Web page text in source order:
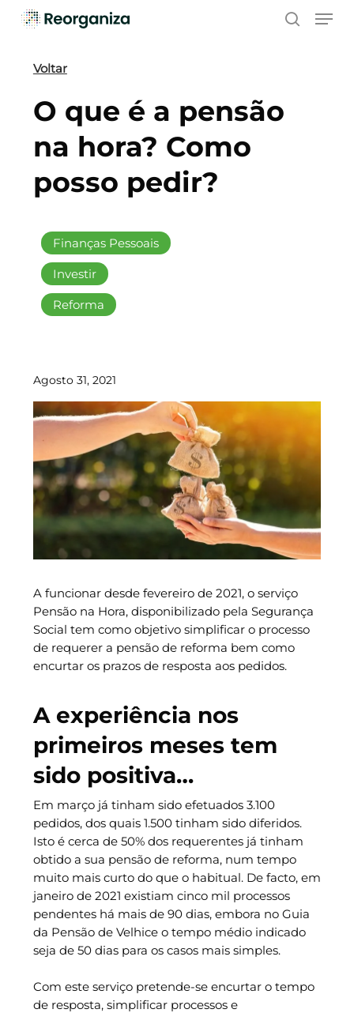
Skip
contentVoltar
Finanças Pessoais
Investir
Reforma
O que é a pensão
na hora? Como
posso pedir?
Agosto 31, 2021
A funcionar desde fevereiro de 2021, o serviço
Pensão na Hora, disponibilizado pela Segurança
Social tem como objetivo simplificar o processo
de requerer a pensão de reforma bem como
encurtar os prazos de resposta aos pedidos.
A experiência nos
primeiros meses tem
sido positiva…
Em março já tinham sido efetuados 3.100
pedidos, dos quais 1.500 tinham sido diferidos.
Isto é cerca de 50% dos requerentes já tinham
obtido a sua pensão de reforma, num tempo
muito mais curto do que o habitual. De facto, em
janeiro de 2021 existiam cinco mil processos
pendentes há mais de 90 dias, embora no Guia
da Pensão de Velhice o tempo médio indicado
seja de 50 dias para os casos mais simples.
Com este serviço pretende-se encurtar o tempo
de resposta, simplificar processos e